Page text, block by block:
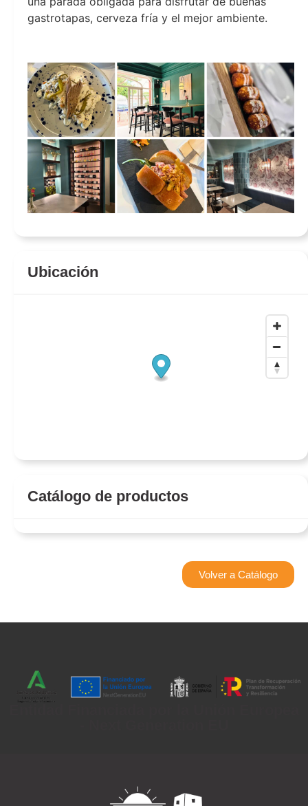
gastrotapas, cerveza fría y el mejor ambiente.
Ubicación
Catálogo de productos
Volver a Catálogo